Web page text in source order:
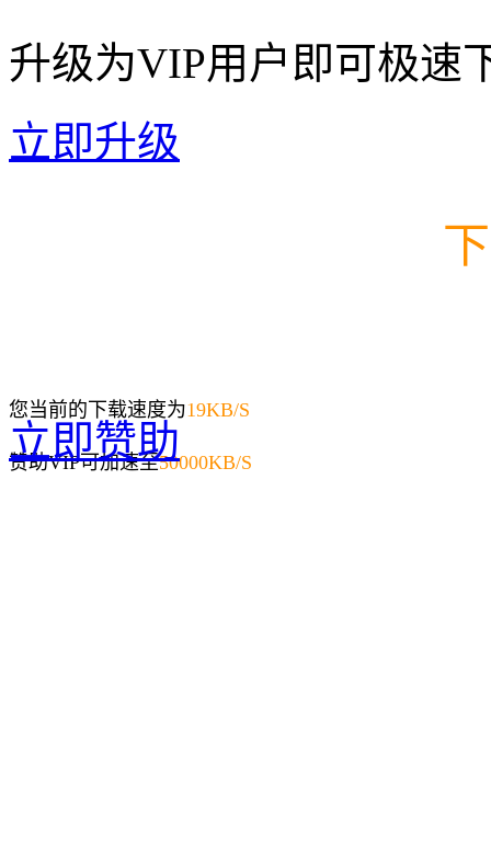
升级为VIP用户即可极速
立即升级
您当前的下载速度为19KB/S
赞助VIP可加速至50000KB/S
立即赞助